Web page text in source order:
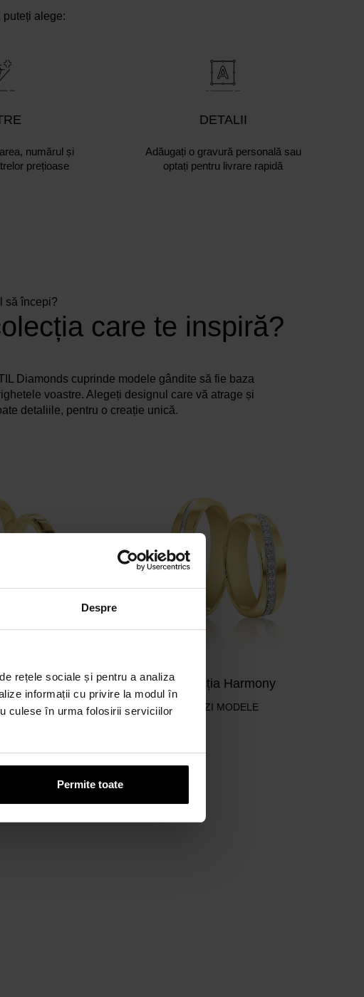
Despre
rețele sociale și pentru a analiza
informații cu privire la modul în
culese în urma folosirii serviciilor
Permite toate
puteți alege:
numărul și
prețioase
DETALII
Adăugați o gravură personală sau
optați pentru livrare rapidă
să începi?
care te inspiră?
Diamonds cuprinde modele gândite să fie baza
voastre. Alegeți designul care vă atrage și
detaliile, pentru o creație unică.
Fancy Colecția Harmony
VEZI MODELE